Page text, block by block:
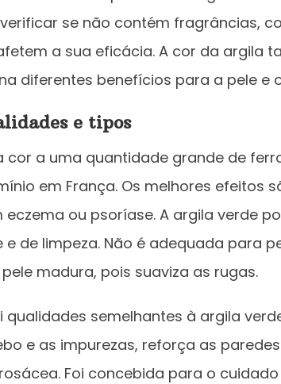
se não contém fragrâncias,
a sua eficácia. A cor da argila
diferentes benefícios para a pele e
e tipos
cor a uma quantidade grande de
em França. Os melhores efeitos
ou psoríase. A argila verde
de limpeza. Não é adequada para
madura, pois suaviza as rugas.
qualidades semelhantes à argila
e as impurezas, reforça as
Foi concebida para o